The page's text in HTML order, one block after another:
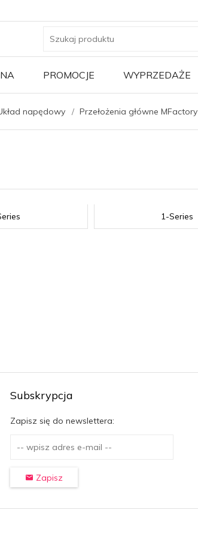
PROMOCJE WYPRZEDAŻE
napędowy Przełożenia główne MFactory
1-Series
Subskrypcja
Zapisz się do newslettera:
Zapisz